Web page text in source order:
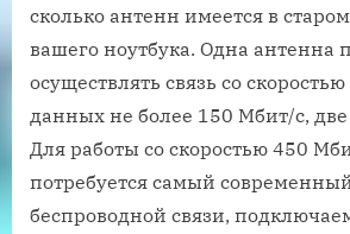
сколько антенн имеется в
вашего ноутбука. Одна антенна
осуществлять связь со
данных не более 150 Мбит/с,
Для работы со скоростью 450
потребуется самый
беспроводной связи,